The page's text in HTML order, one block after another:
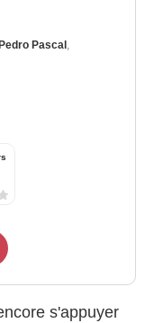
Pedro Pascal ,
s'appuyer